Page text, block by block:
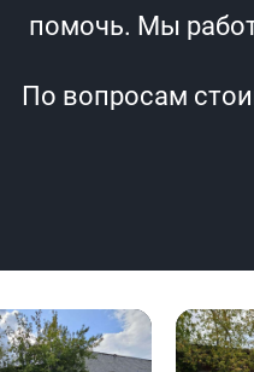
помочь. Мы
По вопросам